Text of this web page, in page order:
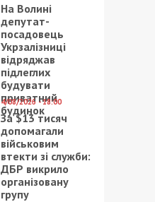
На Волині
депутат-
посадовець
Укрзалізниці
відряджав
підлеглих
будувати
приватний
будинок
4/08/2026 - 18:00
За $13 тисяч
допомагали
військовим
втекти зі служби:
ДБР викрило
організовану
групу